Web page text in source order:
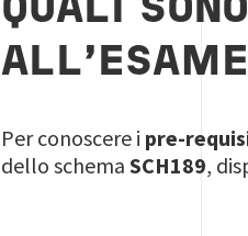
QUALI
Per conoscere i pre-
dello schemaSCH189,